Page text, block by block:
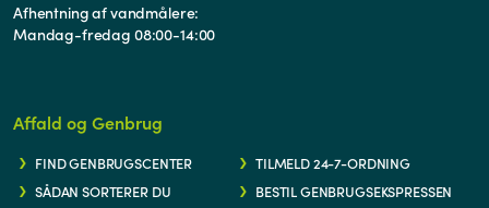
Afhentning af vandmålere:
Mandag-fredag 08:00-14:00
Affald og Genbrug
FIND GENBRUGSCENTER
TILMELD 24-7-ORDNING
SÅDAN SORTERER DU
BESTIL GENBRUGSEKSPRESSEN